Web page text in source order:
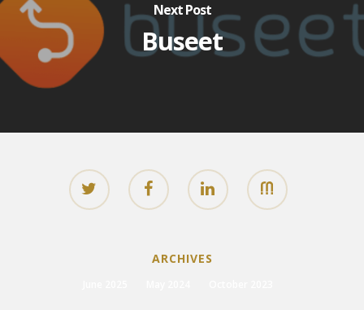
Next Post
Buseet
ARCHIVES